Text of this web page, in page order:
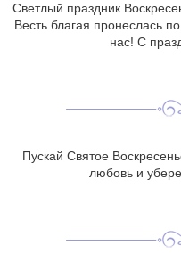
Светлый праздник
Весть благая пронеслась
нас! С
Пускай Святое
любовь и